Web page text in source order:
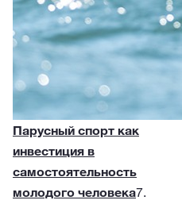
Парусный спорт как
инвестиция в
самостоятельность
молодого человека7.